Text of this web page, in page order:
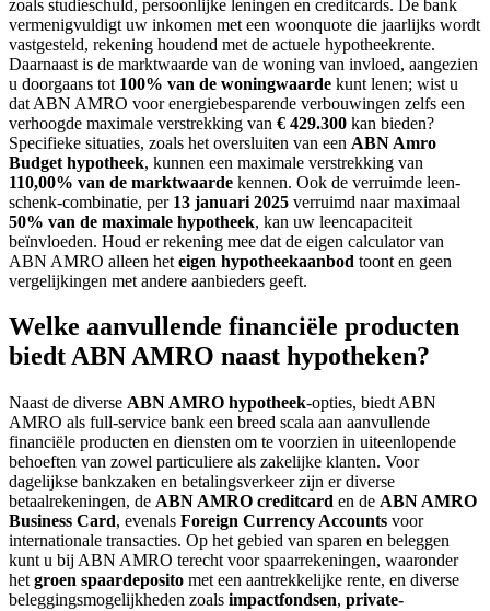
zoals studieschuld, persoonlijke leningen en creditcards. De bank
vermenigvuldigt uw inkomen met een woonquote die jaarlijks wordt
vastgesteld, rekening houdend met de actuele hypotheekrente.
Daarnaast is de marktwaarde van de woning van invloed, aangezien
u doorgaans tot 100% van de woningwaarde kunt lenen; wist u
dat ABN AMRO voor energiebesparende verbouwingen zelfs een
verhoogde maximale verstrekking van € 429.300 kan bieden?
Specifieke situaties, zoals het oversluiten van een ABN Amro
Budget hypotheek, kunnen een maximale verstrekking van
110,00% van de marktwaarde kennen. Ook de verruimde leen-
schenk-combinatie, per 13 januari 2025 verruimd naar maximaal
50% van de maximale hypotheek, kan uw leencapaciteit
beïnvloeden. Houd er rekening mee dat de eigen calculator van
ABN AMRO alleen het eigen hypotheekaanbod toont en geen
vergelijkingen met andere aanbieders geeft.
Welke aanvullende financiële producten
biedt ABN AMRO naast hypotheken?
Naast de diverse ABN AMRO hypotheek-opties, biedt ABN
AMRO als full-service bank een breed scala aan aanvullende
financiële producten en diensten om te voorzien in uiteenlopende
behoeften van zowel particuliere als zakelijke klanten. Voor
dagelijkse bankzaken en betalingsverkeer zijn er diverse
betaalrekeningen, de ABN AMRO creditcard en de ABN AMRO
Business Card, evenals Foreign Currency Accounts voor
internationale transacties. Op het gebied van sparen en beleggen
kunt u bij ABN AMRO terecht voor spaarrekeningen, waaronder
het groen spaardeposito met een aantrekkelijke rente, en diverse
beleggingsmogelijkheden zoals impactfondsen, private-